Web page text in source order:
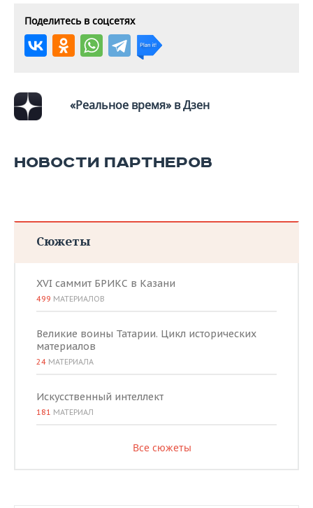
Поделитесь в соцсетях
«Реальное время» в Дзен
НОВОСТИ ПАРТНЕРОВ
Сюжеты
XVI саммит БРИКС в Казани
499 МАТЕРИАЛОВ
Великие воины Татарии. Цикл исторических
материалов
24 МАТЕРИАЛА
Искусственный интеллект
181 МАТЕРИАЛ
Все сюжеты